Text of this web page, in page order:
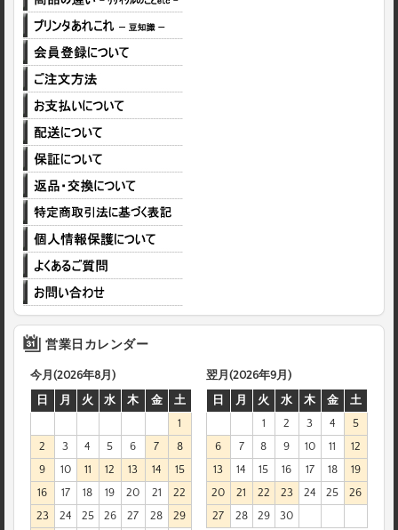
営業日カレンダー
今月(2026年8月)
日
月 火 水 木 金
土
1
2
3 4 5 6 7
8
9
10 11 12 13 14
15
16
17 18 19 20 21
22
23
24 25 26 27 28
29
翌月(2026年9月)
日
月 火 水 木 金
土
1
2 3 4
5
6
7 8 9 10 11
12
13
14 15 16 17 18
19
20
21 22 23 24 25
26
27
28 29 30